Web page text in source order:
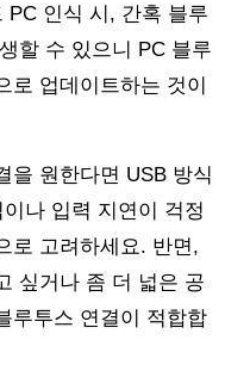
PC 인식 시, 간혹 블루
할 수 있으니 PC 블루
로 업데이트하는 것이
을 원한다면 USB 방식
나 입력 지연이 걱정
로 고려하세요. 반면,
싶거나 좀 더 넓은 공
루투스 연결이 적합합